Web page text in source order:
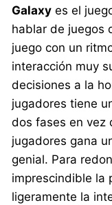
Galaxy es el
hablar de juegos
juego con un
interacción muy
decisiones a la
jugadores tiene
dos fases en vez
jugadores gana
genial. Para
imprescindible la
ligeramente la